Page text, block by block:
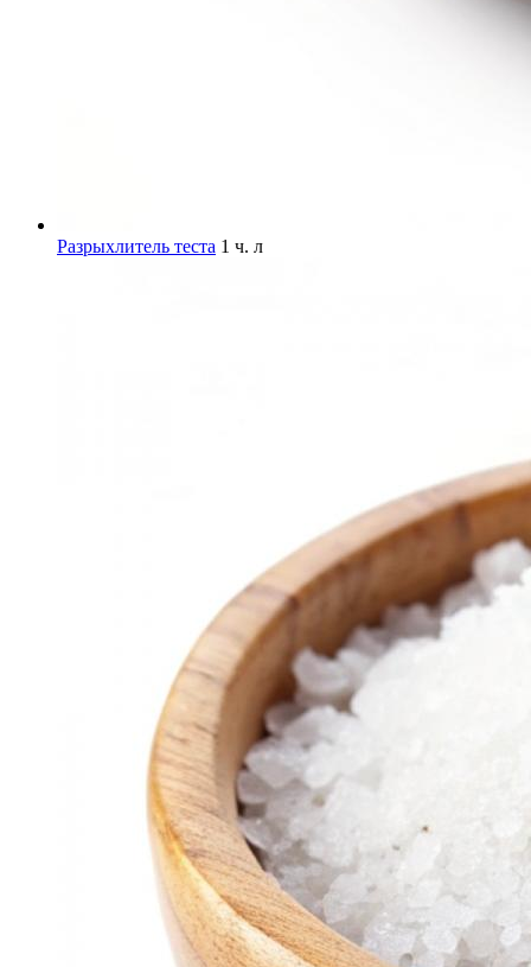
Разрыхлитель теста 1 ч. л